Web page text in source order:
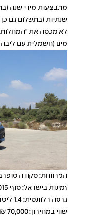
מתבצעות מידי שנה
שנתיות (בתשלום גם
מים (חשמלית עם
המרווחת: סקודה
זמינות בישראל: סוף 2015
גרסה רלוונטית: 1.4 ליטר, 'אמבישן'
שווי במחירון: 70,000 ₪ (2016)